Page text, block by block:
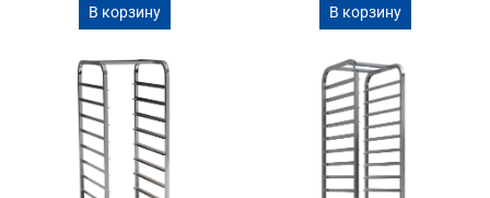
В корзину В корзину